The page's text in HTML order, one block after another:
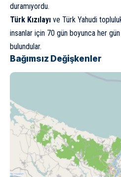
duramıyordu.
Türk Kızılayı ve Türk Yahudi
insanlar için 70 gün boyunca her
bulundular.
Bağımsız Değişkenler